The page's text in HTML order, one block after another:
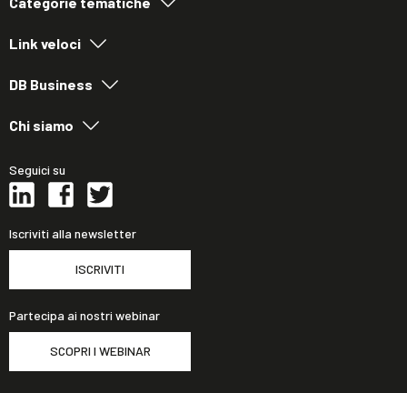
Link veloci
DB Business
Chi siamo
Seguici su
Iscriviti alla newsletter
ISCRIVITI
Partecipa ai nostri webinar
SCOPRI I WEBINAR